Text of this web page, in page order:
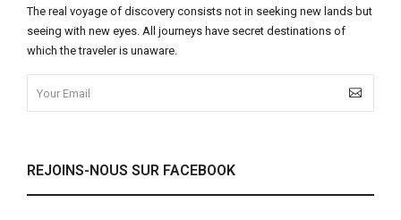
The real voyage of discovery consists not in seeking new lands but
seeing with new eyes. All journeys have secret destinations of
which the traveler is unaware.
REJOINS-NOUS SUR FACEBOOK